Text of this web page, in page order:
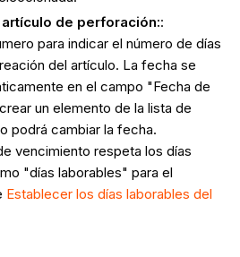
de perforación::
para indicar el número de días
del artículo. La fecha se
en el campo "Fecha de
un elemento de la lista de
podrá cambiar la fecha.
vencimiento respeta los días
"días laborables" para el
Establecer los días laborables del